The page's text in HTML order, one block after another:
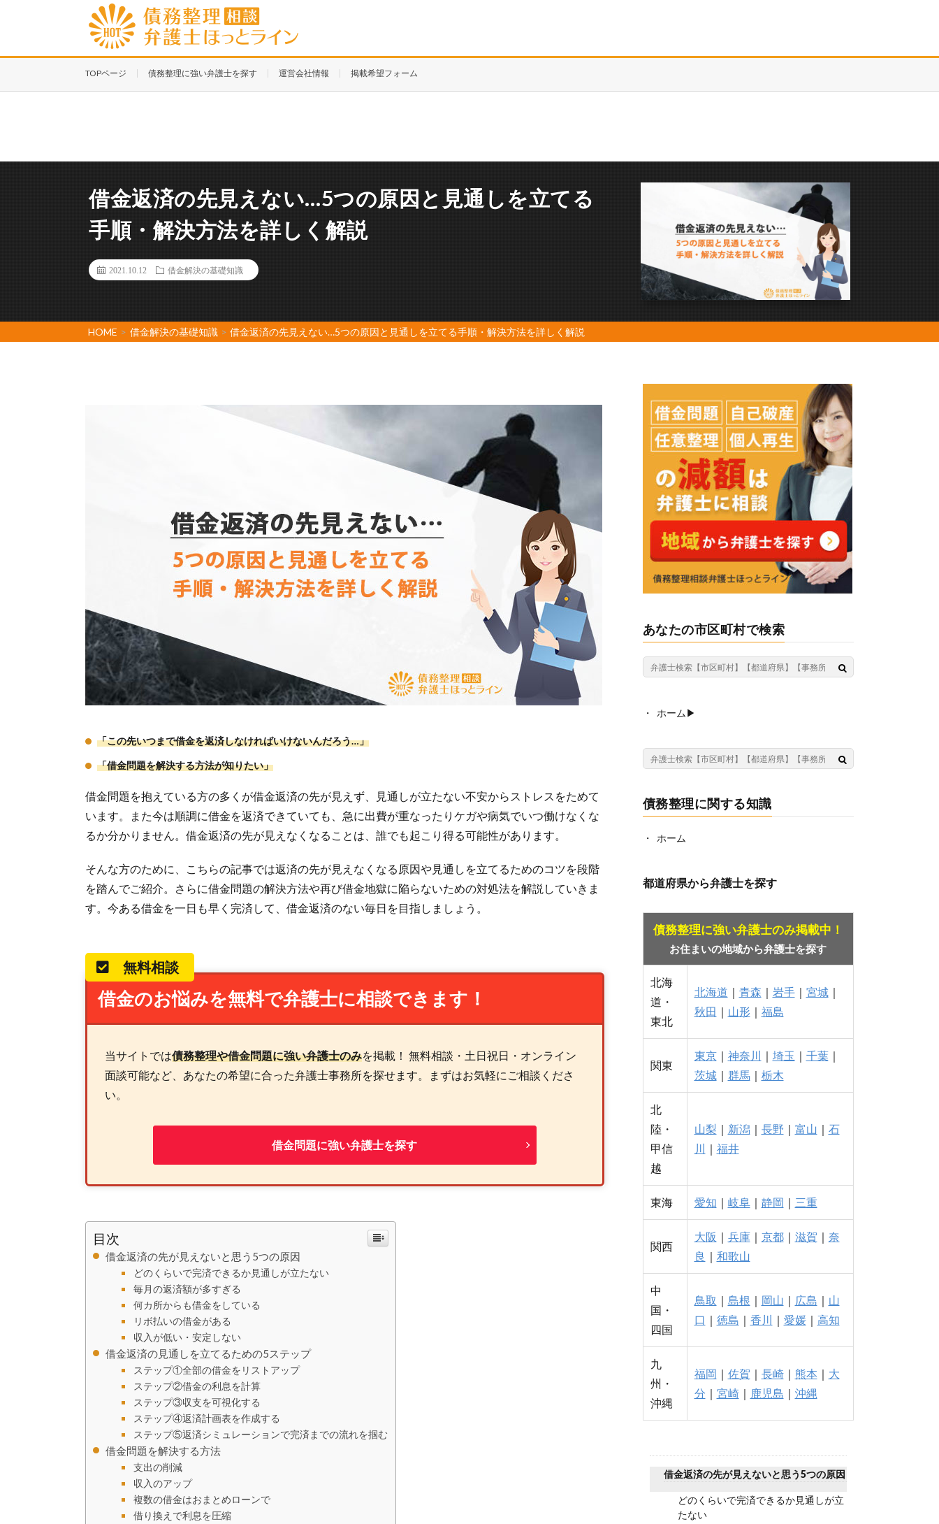
TOPページ 債務整理に強い弁護士を探す 運営会社情報 掲載希望フォーム
借金返済の先見えない…5つの原因と見通しを立てる
手順・解決方法を詳しく解説
2021.10.12 借金解決の基礎知識
HOME > 借金解決の基礎知識 > 借金返済の先見えない…5つの原因と見通しを立てる手順・解決方法を詳しく解説
「この先いつまで借金を返済しなければいけないんだろう…」
「借金問題を解決する方法が知りたい」
借金問題を抱えている方の多くが借金返済の先が見えず、見通しが立たない不安からストレスをためて
います。また今は順調に借金を返済できていても、急に出費が重なったりケガや病気でいつ働けなくな
るか分かりません。借金返済の先が見えなくなることは、誰でも起こり得る可能性があります。
そんな方のために、こちらの記事では返済の先が見えなくなる原因や見通しを立てるためのコツを段階
を踏んでご紹介。さらに借金問題の解決方法や再び借金地獄に陥らないための対処法を解説していきま
す。今ある借金を一日も早く完済して、借金返済のない毎日を目指しましょう。
無料相談
借金のお悩みを無料で弁護士に相談できます！
当サイトでは債務整理や借金問題に強い弁護士のみを掲載！ 無料相談・土日祝日・オンライン
面談可能など、あなたの希望に合った弁護士事務所を探せます。まずはお気軽にご相談くださ
い。
借金問題に強い弁護士を探す
目次
借金返済の先が見えないと思う5つの原因
どのくらいで完済できるか見通しが立たない
毎月の返済額が多すぎる
何カ所からも借金をしている
リボ払いの借金がある
収入が低い・安定しない
借金返済の見通しを立てるための5ステップ
ステップ①全部の借金をリストアップ
ステップ②借金の利息を計算
ステップ③収支を可視化する
ステップ④返済計画表を作成する
ステップ⑤返済シミュレーションで完済までの流れを掴む
借金問題を解決する方法
支出の削減
収入のアップ
複数の借金はおまとめローンで
借り換えで利息を圧縮
あなたの市区町村で検索
ホーム▶︎
債務整理に関する知識
ホーム
都道府県から弁護士を探す
債務整理に強い弁護士のみ掲載中！
お住まいの地域から弁護士を探す
北海
道・
東北
北海道 ｜ 青森 ｜ 岩手｜ 宮城｜
秋田 ｜ 山形 ｜ 福島
関東
東京｜ 神奈川 ｜ 埼玉 ｜ 千葉｜
茨城｜ 群馬｜ 栃木
北
陸・
甲信
越
山梨 ｜ 新潟 ｜ 長野 ｜ 富山 ｜ 石
川 ｜ 福井
東海 愛知 ｜ 岐阜 ｜ 静岡 ｜ 三重
関西
大阪 ｜ 兵庫｜ 京都｜ 滋賀 ｜ 奈
良 ｜ 和歌山
中
国・
四国
鳥取 ｜ 島根 ｜ 岡山 ｜ 広島 ｜ 山
口 ｜ 徳島 ｜ 香川 ｜ 愛媛｜ 高知
九
州・
沖縄
福岡 ｜ 佐賀 ｜ 長崎｜ 熊本 ｜ 大
分 ｜ 宮崎｜ 鹿児島 ｜ 沖縄
借金返済の先が見えないと思う5つの原因
どのくらいで完済できるか見通しが立
たない